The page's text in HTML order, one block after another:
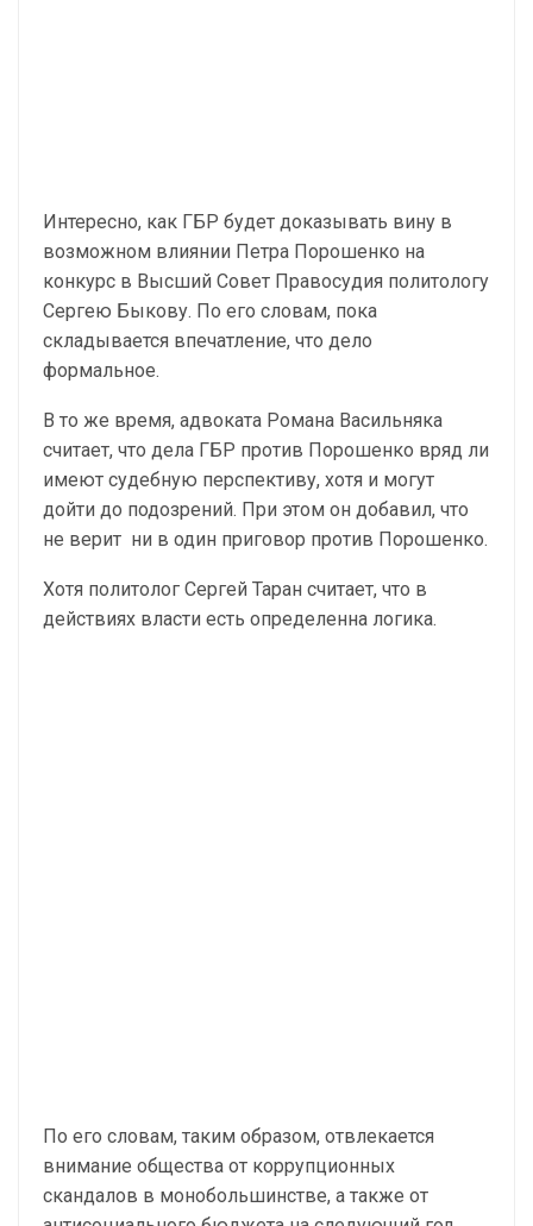
Интересно, как ГБР будет доказывать вину в
возможном влиянии Петра Порошенко на
конкурс в Высший Совет Правосудия политологу
Сергею Быкову. По его словам, пока
складывается впечатление, что дело
формальное.
В то же время, адвоката Романа Васильняка
считает, что дела ГБР против Порошенко вряд ли
имеют судебную перспективу, хотя и могут
дойти до подозрений. При этом он добавил, что
не верит ни в один приговор против Порошенко.
Хотя политолог Сергей Таран считает, что в
действиях власти есть определенна логика.
По его словам, таким образом, отвлекается
внимание общества от коррупционных
скандалов в монобольшинстве, а также от